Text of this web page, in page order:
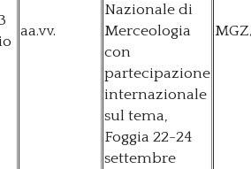
aa.vv.
Nazionale di
Merceologia
con
partecipazione
internazionale
sul tema,
Foggia 22-24
settembre